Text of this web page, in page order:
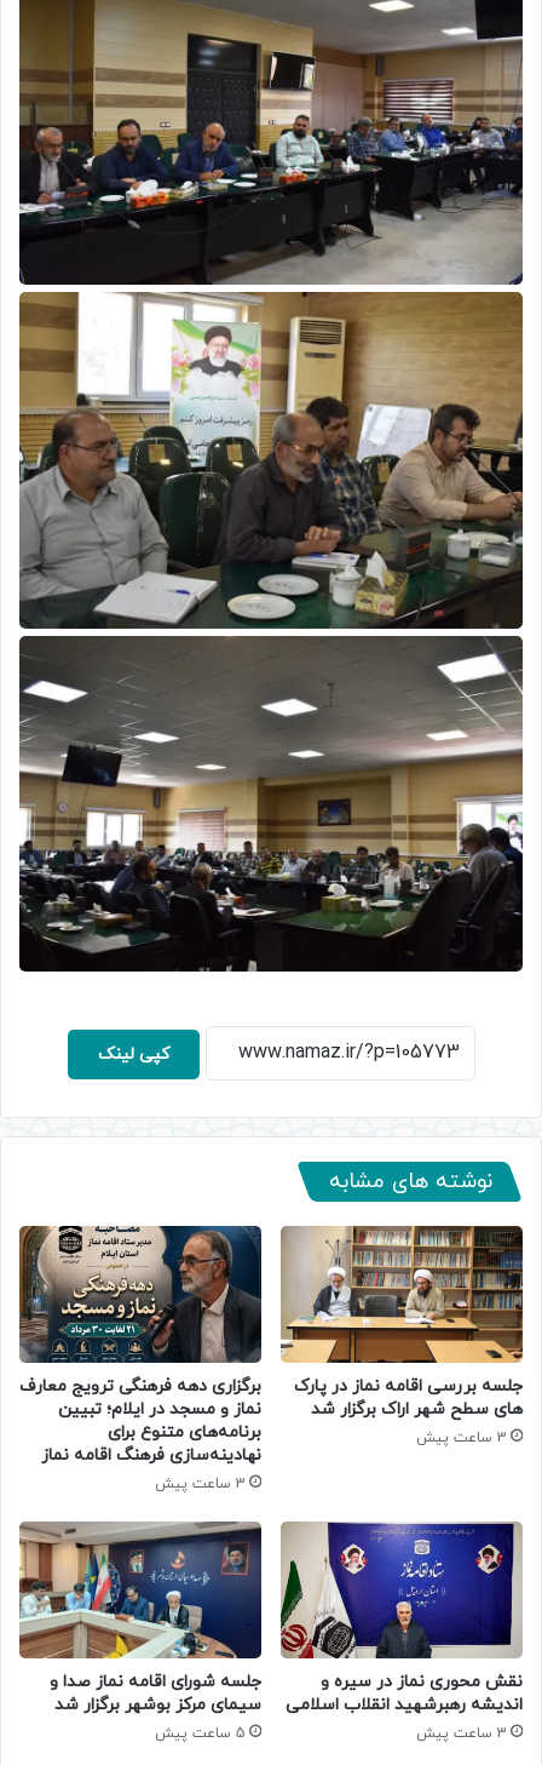
کپی لینک
نوشته های مشابه
جلسه بررسی اقامه نماز در پارک
های سطح شهر اراک برگزار شد
3 ساعت پیش
برگزاری دهه فرهنگی ترویج معارف
نماز و مسجد در ایلام؛ تبیین
برنامه‌های متنوع برای
نهادینه‌سازی فرهنگ اقامه نماز
3 ساعت پیش
نقش محوری نماز در سیره و
اندیشه رهبرشهید انقلاب اسلامی
3 ساعت پیش
جلسه شورای اقامه نماز صدا و
سیمای مرکز بوشهر برگزار شد
5 ساعت پیش